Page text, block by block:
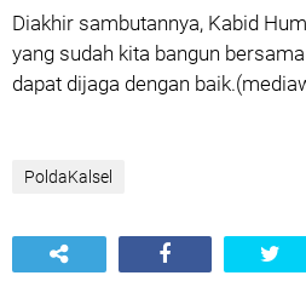
Diakhir sambutannya, Kabid
yang sudah kita bangun
dapat dijaga dengan baik.
PoldaKalsel